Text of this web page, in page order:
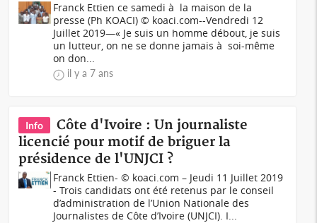
Franck Ettien ce samedi à la maison de la
presse (Ph KOACI) © koaci.com--Vendredi 12
Juillet 2019—« Je suis un homme débout, je suis
un lutteur, on ne se donne jamais à soi-même
on don...
il y a 7 ans
Info
Côte d'Ivoire : Un journaliste
licencié pour motif de briguer la
présidence de l'UNJCI ?
Franck Ettien- © koaci.com – Jeudi 11 Juillet 2019
- Trois candidats ont été retenus par le conseil
d’administration de l’Union Nationale des
Journalistes de Côte d’Ivoire (UNJCI). I...